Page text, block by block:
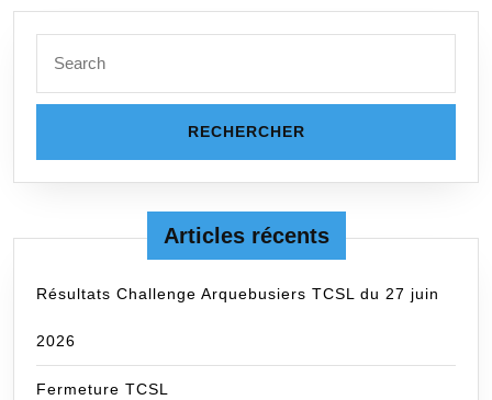
for:
Articles récents
Résultats Challenge Arquebusiers TCSL du 27 juin
2026
Fermeture TCSL